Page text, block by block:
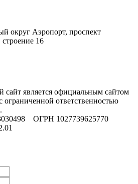
округ Аэропорт, проспект
16
сайт является официальным сайтом
ограниченной ответственностью
ОГРН 1027739625770